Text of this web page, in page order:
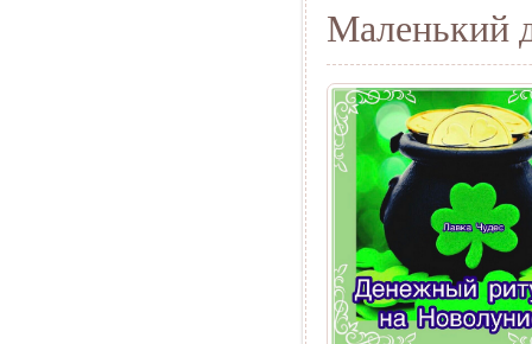
Маленький